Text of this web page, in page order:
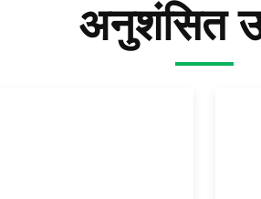
अनुशंसित